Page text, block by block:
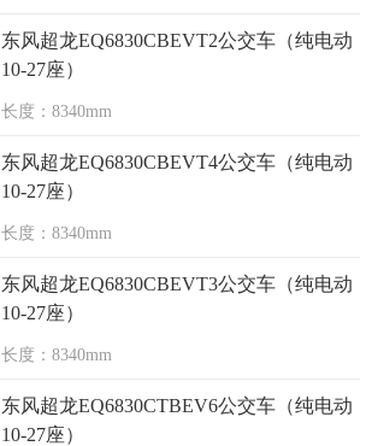
东风超龙EQ6830CBEVT2公交车（纯电动
10-27座）
长度：8340mm
东风超龙EQ6830CBEVT4公交车（纯电动
10-27座）
长度：8340mm
东风超龙EQ6830CBEVT3公交车（纯电动
10-27座）
长度：8340mm
东风超龙EQ6830CTBEV6公交车（纯电动
10-27座）